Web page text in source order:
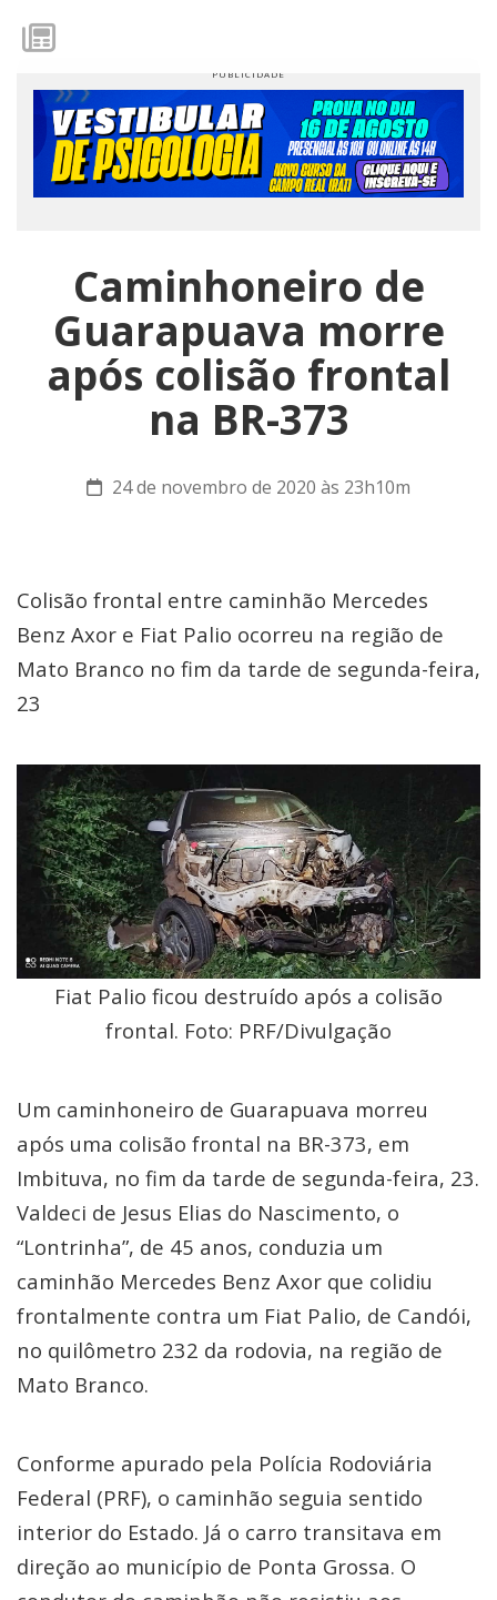
Caminhoneiro de
Guarapuava morre
após colisão frontal
na BR-373
24 de novembro de 2020 às 23h10m
Colisão frontal entre caminhão Mercedes
Benz Axor e Fiat Palio ocorreu na região de
Mato Branco no fim da tarde de segunda-feira,
23
Fiat Palio ficou destruído após a colisão
frontal. Foto: PRF/Divulgação
Um caminhoneiro de Guarapuava morreu
após uma colisão frontal na BR-373, em
Imbituva, no fim da tarde de segunda-feira, 23.
Valdeci de Jesus Elias do Nascimento, o
“Lontrinha”, de 45 anos, conduzia um
caminhão Mercedes Benz Axor que colidiu
frontalmente contra um Fiat Palio, de Candói,
no quilômetro 232 da rodovia, na região de
Mato Branco.
Conforme apurado pela Polícia Rodoviária
Federal (PRF), o caminhão seguia sentido
interior do Estado. Já o carro transitava em
direção ao município de Ponta Grossa. O